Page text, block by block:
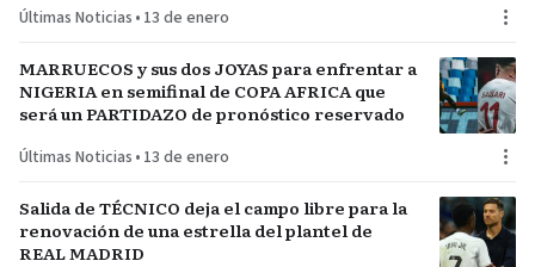
Últimas Noticias • 13 de enero
MARRUECOS y sus dos JOYAS para enfrentar a
NIGERIA en semifinal de COPA AFRICA que
será un PARTIDAZO de pronóstico reservado
Últimas Noticias • 13 de enero
Salida de TÉCNICO deja el campo libre para la
renovación de una estrella del plantel de
REAL MADRID